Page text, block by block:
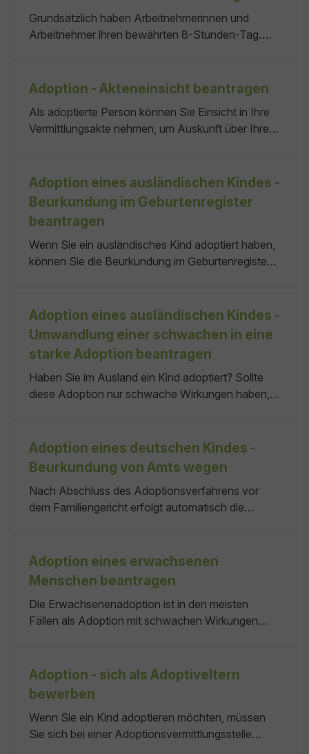
Arbeitszeitgesetz geregelt.
Grundsätzlich haben Arbeitnehmerinnen und
Arbeitnehmer ihren bewährten 8-Stunden-Tag.
bestimmten Voraussetzungen können Sie sich als
Arbeitnehmende in Ihrem Unternehmen
abweichende Ruhezeiten von
Bundeslandes bewilligen lassen, und zwar:
Adoption - Akteneinsicht beantragen
Als adoptierte Person können Sie Einsicht in Ihre
Vermittlungsakte nehmen, um Auskunft über Ihre
vor allem der leiblichen Eltern, entgegenstehen und
überwiegen. Sie sind keine Personalausweis keine
Adoption eines ausländischen Kindes -
Beurkundung im Geburtenregister
beantragen
Wenn Sie ein ausländisches Kind adoptiert haben,
können Sie die Beurkundung im Geburtenregister
erlangt hat. Wichtig: Sie sollten jedoch im Vorfeld
die Anerkennung einer solchen Adoption im Inland
Adoption eines ausländischen Kindes -
Umwandlung einer schwachen in eine
starke Adoption beantragen
Haben Sie im Ausland ein Kind adoptiert? Sollte
diese Adoption nur schwache Wirkungen haben,
Staaten kennen nur die Adoption mit schwacher
Wirkung. Das bedeutet, dass Das Gericht keine
Adoption eines deutschen Kindes -
Beurkundung von Amts wegen
Nach Abschluss des Adoptionsverfahrens vor
dem Familiengericht erfolgt automatisch die
beglaubigte Ausdrucke aus dem Geburtenregister
benötigen, können Sie diese beantragen. keine
Adoption eines erwachsenen
Menschen beantragen
Die Erwachsenenadoption ist in den meisten
Fällen als Adoption mit schwachen Wirkungen
nicht aber Neffen oder Nichten von dessen
Geschwistern. Dies kann beispielsweise
Adoption - sich als Adoptiveltern
bewerben
Wenn Sie ein Kind adoptieren möchten, müssen
Sie sich bei einer Adoptionsvermittlungsstelle